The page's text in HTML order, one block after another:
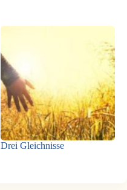
Drei Gleichnisse